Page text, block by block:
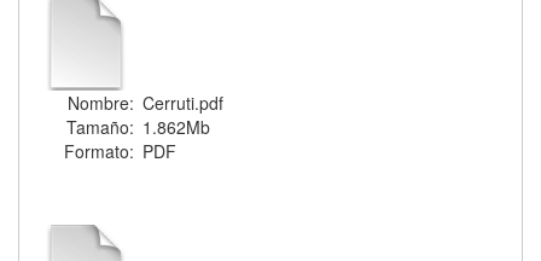
Nombre: Cerruti.pdf
Tamaño: 1.862Mb
Formato: PDF